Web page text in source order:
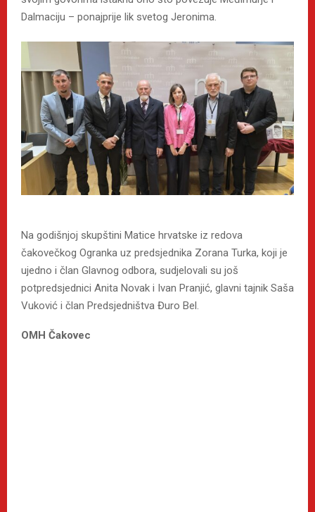
Dalmaciju – ponajprije lik svetog Jeronima.
Na godišnjoj skupštini Matice hrvatske iz redova
čakovečkog Ogranka uz predsjednika Zorana Turka, koji je
ujedno i član Glavnog odbora, sudjelovali su još
potpredsjednici Anita Novak i Ivan Pranjić, glavni tajnik Saša
Vuković i član Predsjedništva Đuro Bel.
OMH Čakovec